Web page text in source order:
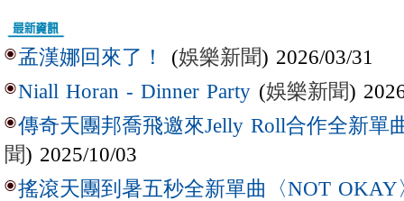
孟漢娜回來了！ (娛樂新聞) 2026/03/31
Niall Horan - Dinner Party (娛樂新聞)
傳奇天團邦喬飛邀來Jelly Roll合作全新單
聞) 2025/10/03
搖滾天團到暑五秒全新單曲〈NOT OKAY